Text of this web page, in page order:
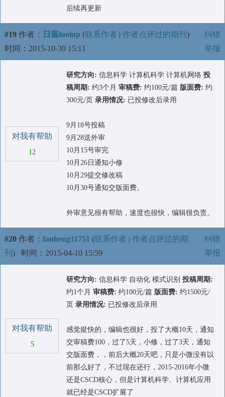
后续再更新
#19 作者： 日落luolup (联系作者 | 作者点评过的期刊 )
时间：2015-10-30 15:11
纠错
举报
对我有帮助
12
研究方向: 信息科学 计算机科学 计算机网络 投
稿周期: 约3个月 审稿费: 约100元/篇 版面费: 约
300元/页 录用情况: 已投修改后录用
9月18号投稿
9月28送外审
10月15号审完
10月26日通知小修
10月29提交修改稿
10月30号通知交版面费。
外审意见很有帮助，速度也很快，编辑很负责。
#20 作者： fanheng11751 (联系作者 | 作者点评过的期
刊 ) 时间：2015-04-10 15:59
纠错
举报
对我有帮助
5
研究方向: 信息科学 自动化 模式识别 投稿周期:
约1个月 审稿费: 约100元/篇 版面费: 约1500元/
页 录用情况: 已投修改后录用
感觉挺快的，编辑也很好，投了大概10天，通知
交审稿费100，过了5天，小修，过了3天，通知
交版面费，，前后大概20天吧，只是小微没有以
前那么好了，不过现在还行，2015-2016年小微
还是CSCD核心，但是计算机科学、计算机应用
就已经是CSCD扩展了